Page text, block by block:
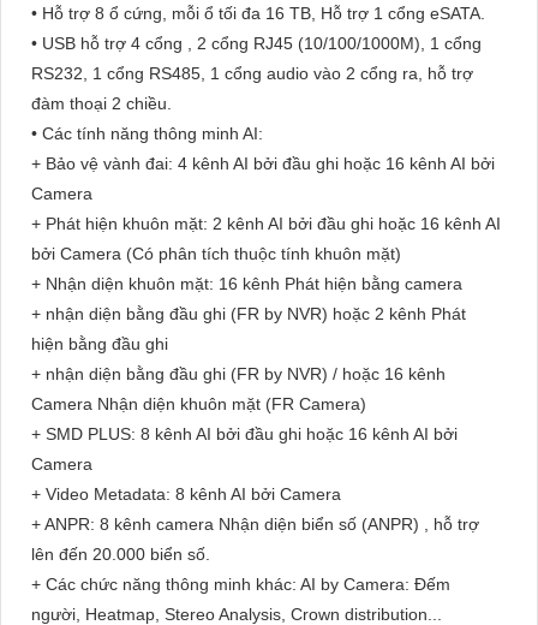
• Hỗ trợ 8 ổ cứng, mỗi ổ tối đa 16 TB, Hỗ trợ 1 cổng eSATA.
• USB hỗ trợ 4 cổng , 2 cổng RJ45 (10/100/1000M), 1 cổng
RS232, 1 cổng RS485, 1 cổng audio vào 2 cổng ra, hỗ trợ
đàm thoại 2 chiều.
• Các tính năng thông minh AI:
+ Bảo vệ vành đai: 4 kênh AI bởi đầu ghi hoặc 16 kênh AI bởi
Camera
+ Phát hiện khuôn mặt: 2 kênh AI bởi đầu ghi hoặc 16 kênh AI
bởi Camera (Có phân tích thuộc tính khuôn mặt)
+ Nhận diện khuôn mặt: 16 kênh Phát hiện bằng camera
+ nhận diện bằng đầu ghi (FR by NVR) hoặc 2 kênh Phát
hiện bằng đầu ghi
+ nhận diện bằng đầu ghi (FR by NVR) / hoặc 16 kênh
Camera Nhận diện khuôn mặt (FR Camera)
+ SMD PLUS: 8 kênh AI bởi đầu ghi hoặc 16 kênh AI bởi
Camera
+ Video Metadata: 8 kênh AI bởi Camera
+ ANPR: 8 kênh camera Nhận diện biển số (ANPR) , hỗ trợ
lên đến 20.000 biển số.
+ Các chức năng thông minh khác: AI by Camera: Đếm
người, Heatmap, Stereo Analysis, Crown distribution...